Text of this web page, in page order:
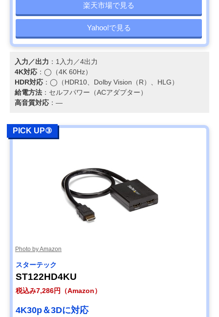
楽天市場で見る
Yahoo!で見る
入力／出力 ：1入力／4出力
4K対応 ：◯（4K 60Hz）
HDR対応 ：◯（HDR10、Dolby Vision（R）、HLG）
給電方法 ：セルフパワー（ACアダプター）
高音質対応 ：—
PICK UP③
Photo by Amazon
スターテック
ST122HD4KU
税込み7,286円（Amazon）
4K30p＆3Dに対応